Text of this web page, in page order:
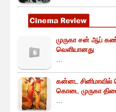
முருகா சன் ஆப்
வெளியானது
கன்னட சினிமாவில்
கொடை முருகா